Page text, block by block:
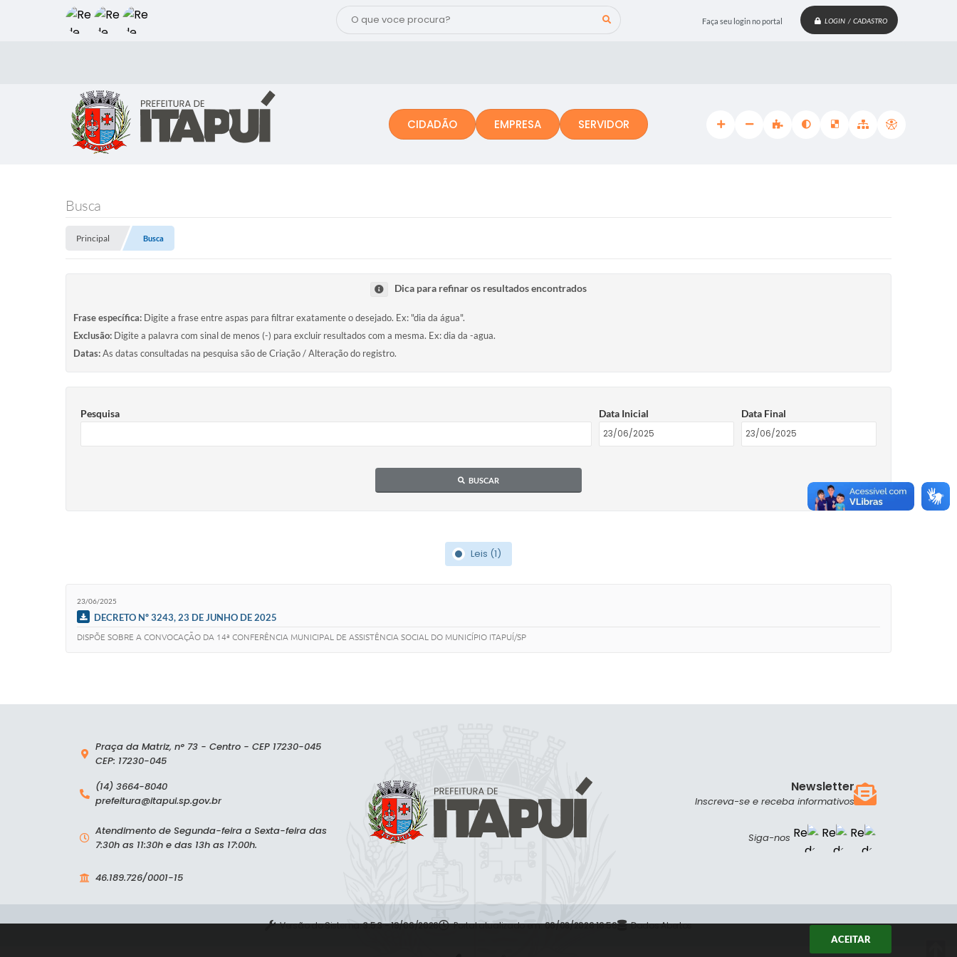
ACEITAR
Faça seu login no portal LOGIN / CADASTRO
CIDADÃO EMPRESA SERVIDOR
Busca
Principal Busca
Dica para refinar os resultados encontrados
Frase específica: Digite a frase entre aspas para filtrar exatamente o desejado. Ex: "dia da água".
Exclusão: Digite a palavra com sinal de menos (-) para excluir resultados com a mesma. Ex: dia da -agua.
Datas:As datas consultadas na pesquisa são de Criação / Alteração do registro.
Pesquisa Data Inicial Data Final
BUSCAR
Leis (1)
23/06/2025
DECRETO Nº 3243, 23 DE JUNHO DE 2025
DISPÕE SOBRE A CONVOCAÇÃO DA 14ª CONFERÊNCIA MUNICIPAL DE ASSISTÊNCIA SOCIAL DO MUNICÍPIO ITAPUÍ/SP
Siga-nos
Praça da Matriz, n° 73 - Centro - CEP 17230-045
CEP: 17230-045
(14) 3664-8040
prefeitura@itapui.sp.gov.br
Atendimento de Segunda-feira a Sexta-feira das
7:30h as 11:30h e das 13h as 17:00h.
46.189.726/0001-15
Newsletter
Inscreva-se e receba informativos
Versão do Sistema:3.5.3 - 19/06/2026 Portal atualizado em:06/08/2026 16:56 Dados Abertos